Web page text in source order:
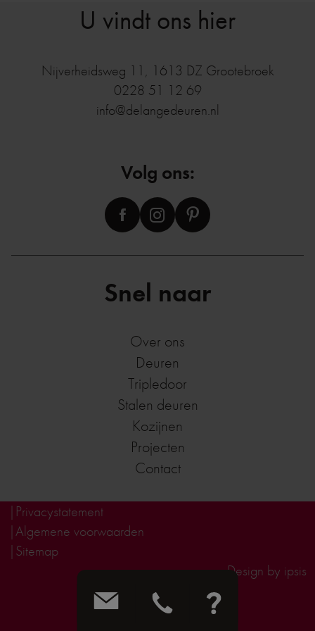
Snel naar
Over ons
Deuren
Tripledoor
Stalen deuren
Kozijnen
Projecten
Contact
U vindt ons hier
Nijverheidsweg 11 , 1613 DZ Grootebroek
0228 51 12 69
info@delangedeuren.nl
Volg ons:
Privacystatement
Algemene voorwaarden
Sitemap
Design by ipsis